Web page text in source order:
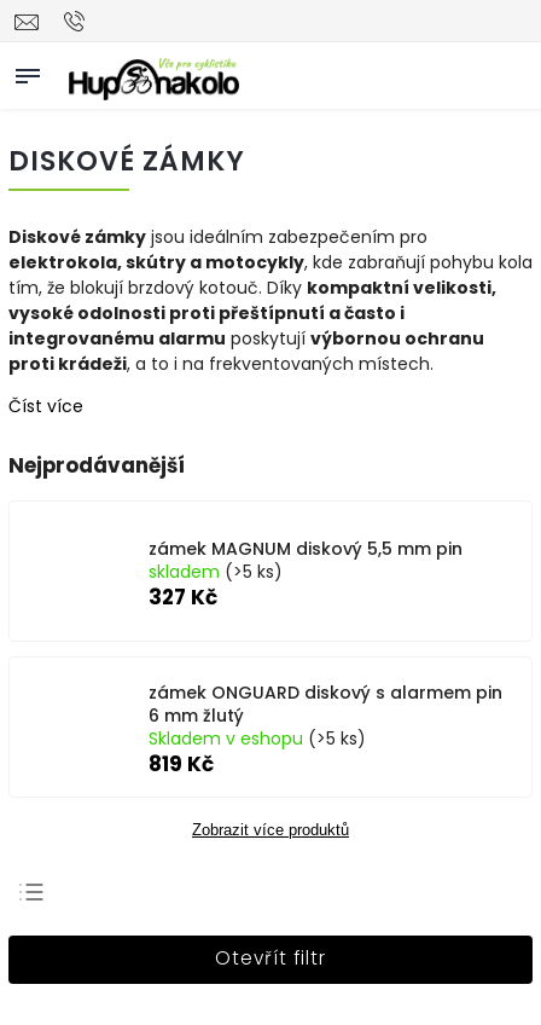
DISKOVÉ ZÁMKY
Diskové zámky jsou ideálním zabezpečením pro
elektrokola, skútry a motocykly, kde zabraňují pohybu kola
tím, že blokují brzdový kotouč. Díky kompaktní velikosti,
vysoké odolnosti proti přeštípnutí a často i
integrovanému alarmu poskytují výbornou ochranu
proti krádeži, a to i na frekventovaných místech.
Číst více
Nejprodávanější
zámek MAGNUM diskový 5,5 mm pin
skladem (>5 ks)
327 Kč
zámek ONGUARD diskový s alarmem pin
6 mm žlutý
Skladem v eshopu (>5 ks)
819 Kč
Zobrazit více produktů
Nejprodávanější
Otevřít filtr